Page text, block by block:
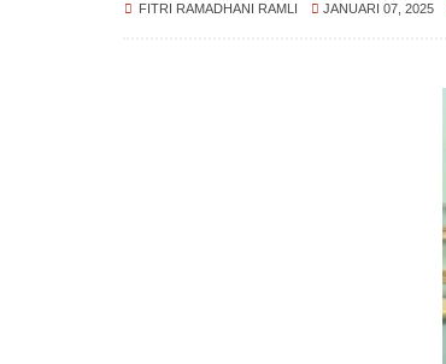
FITRI RAMADHANI RAMLI JANUARI 07, 2025